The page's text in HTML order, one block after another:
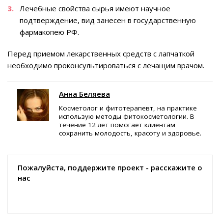
Лечебные свойства сырья имеют научное
подтверждение, вид занесен в государственную
фармакопею РФ.
Перед приемом лекарственных средств с лапчаткой
необходимо проконсультироваться с лечащим врачом.
Анна Беляева
Косметолог и фитотерапевт, на практике
использую методы фитокосметологии. В
течение 12 лет помогает клиентам
сохранить молодость, красоту и здоровье.
Пожалуйста, поддержите проект - расскажите о
нас